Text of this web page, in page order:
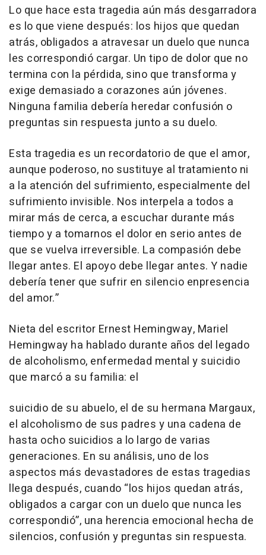
Lo que hace esta tragedia aún más desgarradora
es lo que viene después: los hijos que quedan
atrás, obligados a atravesar un duelo que nunca
les correspondió cargar. Un tipo de dolor que no
termina con la pérdida, sino que transforma y
exige demasiado a corazones aún jóvenes.
Ninguna familia debería heredar confusión o
preguntas sin respuesta junto a su duelo.
Esta tragedia es un recordatorio de que el amor,
aunque poderoso, no sustituye al tratamiento ni
a la atención del sufrimiento, especialmente del
sufrimiento invisible. Nos interpela a todos a
mirar más de cerca, a escuchar durante más
tiempo y a tomarnos el dolor en serio antes de
que se vuelva irreversible. La compasión debe
llegar antes. El apoyo debe llegar antes. Y nadie
debería tener que sufrir en silencio enpresencia
del amor.”
Nieta del escritor Ernest Hemingway, Mariel
Hemingway ha hablado durante años del legado
de alcoholismo, enfermedad mental y suicidio
que marcó a su familia: el
suicidio de su abuelo, el de su hermana Margaux,
el alcoholismo de sus padres y una cadena de
hasta ocho suicidios a lo largo de varias
generaciones. En su análisis, uno de los
aspectos más devastadores de estas tragedias
llega después, cuando “los hijos quedan atrás,
obligados a cargar con un duelo que nunca les
correspondió”, una herencia emocional hecha de
silencios, confusión y preguntas sin respuesta.